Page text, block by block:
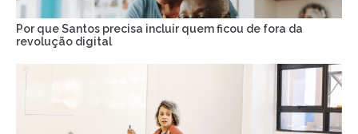
Por que Santos precisa incluir quem ficou de fora da
revolução digital